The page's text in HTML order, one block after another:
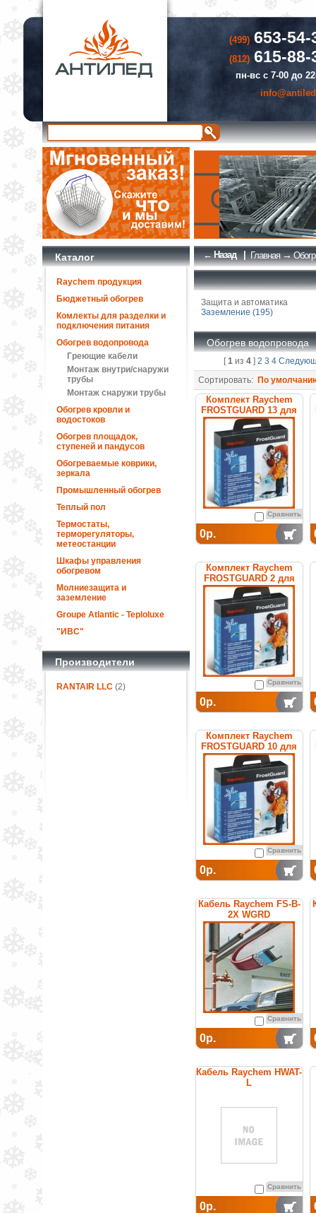
(499)653-54-
(812)615-88-
пн-вс с 7-00 до
Каталог
Raychem продукция
Бюджетный обогрев
Комлекты для разделки и
подключения питания
Обогрев водопровода
Греющие кабели
Монтаж внутри/снаружи
трубы
Монтаж снаружи трубы
Обогрев кровли и
водостоков
Обогрев площадок,
ступеней и пандусов
Обогреваемые коврики,
зеркала
Промышленный обогрев
Теплый пол
Термостаты,
терморегуляторы,
метеостанции
Шкафы управления
обогревом
Молниезащита и
заземление
Groupe Atlantic - Teploluxe
"ИВС"
Производители
RANTAIR LLC(2)
← Назад | Главная→
Защита и автоматика
Заземление (195)
Обогрев водопровода
[1из 4] 2 3 4
Сортировать: По
Комплект Raychem
FROSTGUARD 13 для
обогрева труб
Сравнить
0р.
Комплект Raychem
FROSTGUARD 2 для
обогрева труб
Сравнить
0р.
Комплект Raychem
FROSTGUARD 10 для
обогрева труб
Сравнить
0р.
Кабель Raychem FS-B-
2X WGRD
саморегулирующийся
греющий
Сравнить
0р.
Кабель Raychem HWAT-
L
температуры горячей
воды
Сравнить
0р.